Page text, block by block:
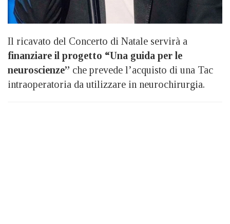
Il ricavato del Concerto di Natale servirà a
finanziare il progetto “Una guida per le
neuroscienze” che prevede l’acquisto di una Tac
intraoperatoria da utilizzare in neurochirurgia.